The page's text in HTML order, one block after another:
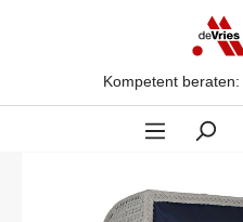
Kompetent beraten: